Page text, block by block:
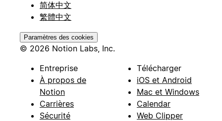
简体中文
繁體中文
Paramètres des cookies
© 2026 Notion Labs, Inc.
Entreprise
À propos de
Notion
Carrières
Sécurité
Télécharger
iOS et Android
Mac et Windows
Calendar
Web Clipper